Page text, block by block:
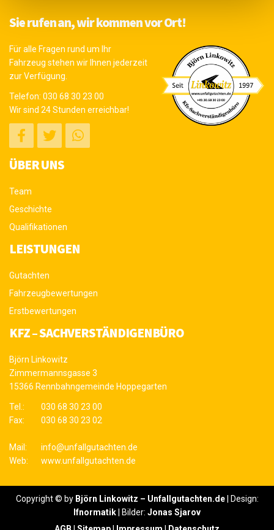
Sie rufen an, wir kommen vor Ort!
Für alle Fragen rund um Ihr
Fahrzeug stehen wir Ihnen jederzeit
zur Verfügung.
Telefon: 030 68 30 23 00
Wir sind 24 Stunden erreichbar!
ÜBER UNS
Team
Geschichte
Qualifikationen
LEISTUNGEN
Gutachten
Fahrzeugbewertungen
Erstbewertungen
KFZ – SACHVERSTÄNDIGENBÜRO
Björn Linkowitz
Zimmermannsgasse 3
15366 Rennbahngemeinde Hoppegarten
Tel.:
030 68 30 23 00
Fax:
030 68 30 23 02
Mail:
info@unfallgutachten.de
Web:
www.unfallgutachten.de
Copyright © by Björn Linkowitz – Unfallgutachten.de| Design:
Ifnormatik | Bilder: Jonas Sjarov